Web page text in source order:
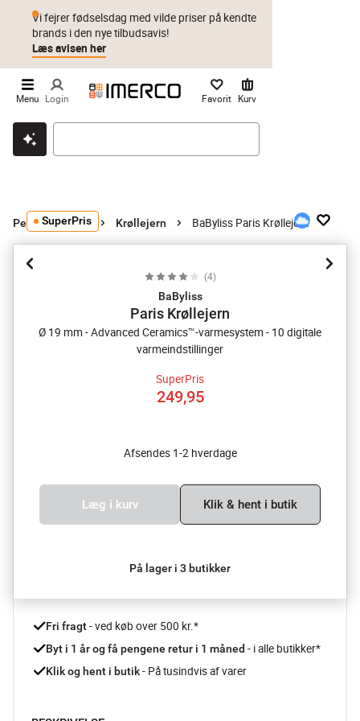
Klik & hent Byt i 1 år Prismatch
Vi fejrer fødselsdag med vilde priser på kendte
brands i den nye tilbudsavis!
Læs avisen her
Menu Login Favorit Kurv
Personlig pleje Krøllejern BaByliss Paris Krøllejern
SuperPris
(4)
BaByliss
Paris Krøllejern
Ø 19 mm - Advanced Ceramics™-varmesystem - 10 digitale
varmeindstillinger
SuperPris
249,95
Afsendes 1-2 hverdage
Læg i kurv Klik & hent i butik
På lager i 3 butikker
Fri fragt - ved køb over 500 kr.*
Byt i 1 år og få pengene retur i 1 måned - i alle butikker*
Klik og hent i butik - På tusindvis af varer